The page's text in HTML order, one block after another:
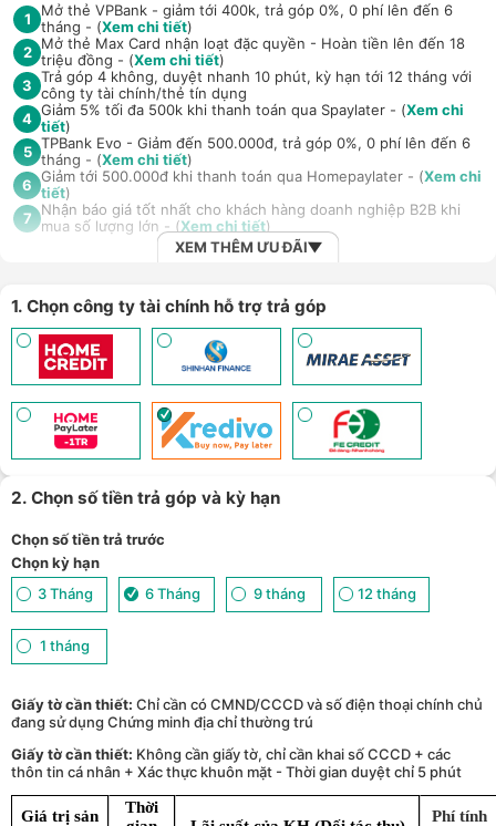
1
Mở thẻ VPBank - giảm tới 400k, trả góp 0%, 0 phí lên đến 6
tháng - (Xem chi tiết)
2 Mở thẻ Max Card nhận loạt đặc quyền - Hoàn tiền lên đến 18
triệu đồng - (Xem chi tiết)
3 Trả góp 4 không, duyệt nhanh 10 phút, kỳ hạn tới 12 tháng với
công ty tài chính/thẻ tín dụng
4 Giảm 5% tối đa 500k khi thanh toán qua Spaylater - (Xem chi
tiết)
5 TPBank Evo - Giảm đến 500.000đ, trả góp 0%, 0 phí lên đến 6
tháng - (Xem chi tiết)
6 Giảm tới 500.000đ khi thanh toán qua Homepaylater - (Xem chi
tiết)
7
Nhận báo giá tốt nhất cho khách hàng doanh nghiệp B2B khi
mua số lượng lớn - (Xem chi tiết)
XEM THÊM ƯU ĐÃI
1. Chọn công ty tài chính hỗ trợ trả góp
2. Chọn số tiền trả góp và kỳ hạn
Chọn số tiền trả trước
Chọn kỳ hạn
3 Tháng
6 Tháng 9 tháng 12 tháng
1 tháng
Giấy tờ cần thiết: Chỉ cần có CMND/CCCD và số điện thoại chính chủ
đang sử dụng Chứng minh địa chỉ thường trú
Giấy tờ cần thiết: Không cần giấy tờ, chỉ cần khai số CCCD + các
thôn tin cá nhân + Xác thực khuôn mặt - Thời gian duyệt chỉ 5 phút
Giá trị sản
Thời
Phí tính